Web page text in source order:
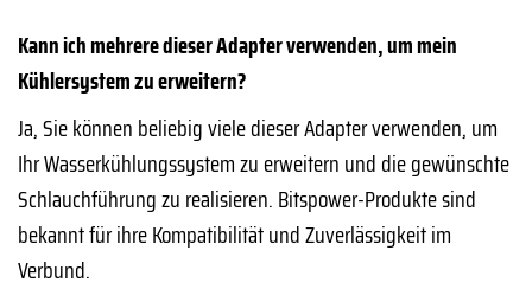
Kann ich mehrere dieser Adapter verwenden, um mein
Kühlersystem zu erweitern?
Ja, Sie können beliebig viele dieser Adapter verwenden, um
Ihr Wasserkühlungssystem zu erweitern und die gewünschte
Schlauchführung zu realisieren. Bitspower-Produkte sind
bekannt für ihre Kompatibilität und Zuverlässigkeit im
Verbund.